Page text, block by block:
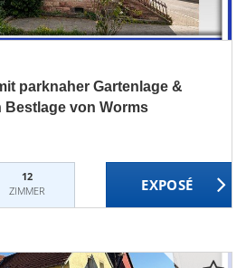
parknaher Gartenlage &
Bestlage von Worms
12
ZIMMER